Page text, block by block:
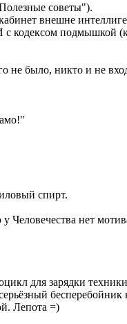
советы").
внешне
подмышкой
не было, никто и не
спирт.
нет
для зарядки
бесперебойник
Лепота =)